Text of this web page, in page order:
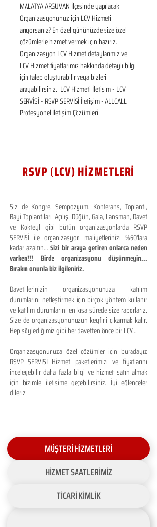
MALATYA ARGUVAN İlçesinde yapılacak
Organizasyonunuz için LCV Hizmeti
arıyorsanız? En özel gününüzde size özel
çözümlerle hizmet vermek için hazırız.
Organizasyon LCV Hizmet detaylarımız ve
LCV Hizmet fiyatlarımız hakkında detaylı bilgi
için talep oluşturabilir veya bizleri
arayabilirsiniz.  LCV Hizmeti İletişim - LCV
SERVİSİ - RSVP SERVİSİ İletişim - ALLCALL
Profesyonel İletişim Çözümleri
RSVP (LCV) HİZMETLERİ
Siz de Kongre, Sempozyum, Konferans, Toplantı,
Bayi Toplantıları, Açılış, Düğün, Gala, Lansman, Davet
ve Kokteyl gibi bütün organizasyonlarda RSVP
SERVİSİ ile organizasyon maliyetlerinizi %60'lara
kadar azaltın...Sizi bir araya getiren onlarca neden
varken!!! Birde organizasyonu düşünmeyin...
Bırakın onunla biz ilgileniriz.
Davetlilerinizin organizasyonunuza katılım
durumlarını netleştirmek için birçok yöntem kullanır
ve katılım durumlarını en kısa sürede size raporlarız.
Size de organizasyonunuzun keyfini çıkarmak kalır.
Hep söylediğimiz gibi her davetten önce bir LCV...
Organizasyonunuza özel çözümler için buradayız
RSVP SERVİSİ Hizmet paketlerimizi ve fiyatlarını
inceleyebilir daha fazla bilgi ve hizmet satın almak
için bizimle iletişime geçebilirsiniz. İyi eğlenceler
dileriz.
MÜŞTERİ HİZMETLERİ
HİZMET SAATLERİMİZ
TİCARİ KİMLİK